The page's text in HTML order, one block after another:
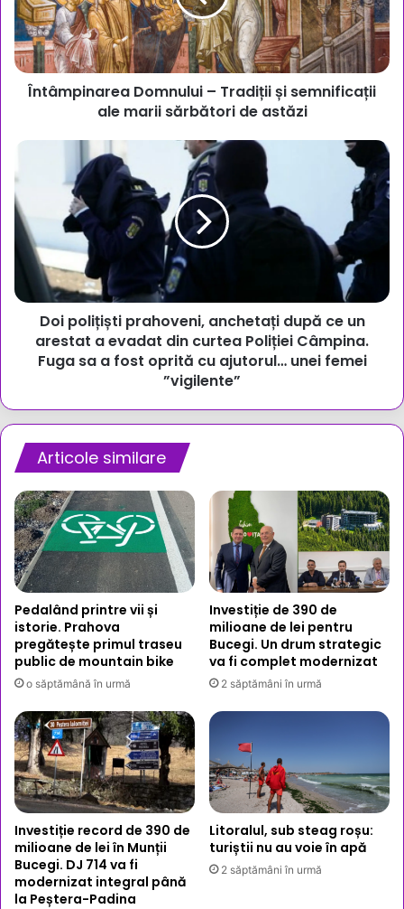
semnificații
ale
marii
sărbători
Întâmpinarea Domnului – Tradiții și semnificații
ale marii sărbători de astăzi
prahoveni,
anchetați
după
arestat
a
evadat
curtea
Fuga
fost
oprită
cu
ajutorul…
unei
femei
”vigilente”
Doi polițiști prahoveni, anchetați după ce un
arestat a evadat din curtea Poliției Câmpina.
Fuga sa a fost oprită cu ajutorul… unei femei
”vigilente”
Articole similare
Pedalând printre vii și
istorie. Prahova
pregătește primul traseu
public de mountain bike
o săptămână în urmă
Investiție de 390 de
milioane de lei pentru
Bucegi. Un drum strategic
va fi complet modernizat
2 săptămâni în urmă
Investiție record de 390 de
milioane de lei în Munții
Bucegi. DJ 714 va fi
modernizat integral până
la Peștera-Padina
Litoralul, sub steag roșu:
turiștii nu au voie în apă
2 săptămâni în urmă